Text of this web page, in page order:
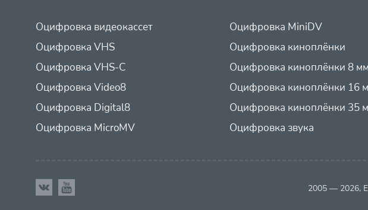
Оцифровка видеокассет
Оцифровка VHS
Оцифровка VHS-C
Оцифровка Video8
Оцифровка Digital8
Оцифровка MicroMV
Оцифровка MiniDV
Оцифровка киноплёнки
Оцифровка киноплёнки 8 мм
Оцифровка киноплёнки 16
Оцифровка киноплёнки 35
Оцифровка звука
2005 — 2026,